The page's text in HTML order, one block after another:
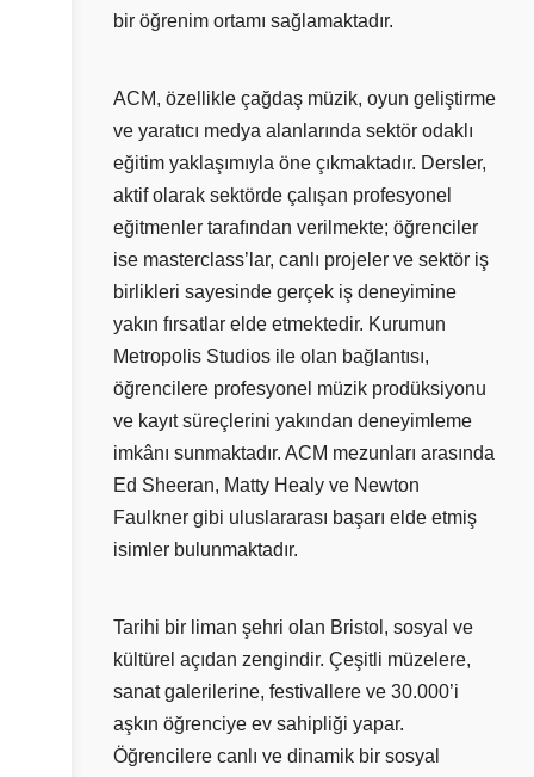
bir öğrenim ortamı sağlamaktadır.
ACM, özellikle çağdaş müzik, oyun geliştirme
ve yaratıcı medya alanlarında sektör odaklı
eğitim yaklaşımıyla öne çıkmaktadır. Dersler,
aktif olarak sektörde çalışan profesyonel
eğitmenler tarafından verilmekte; öğrenciler
ise masterclass’lar, canlı projeler ve sektör iş
birlikleri sayesinde gerçek iş deneyimine
yakın fırsatlar elde etmektedir. Kurumun
Metropolis Studios ile olan bağlantısı,
öğrencilere profesyonel müzik prodüksiyonu
ve kayıt süreçlerini yakından deneyimleme
imkânı sunmaktadır. ACM mezunları arasında
Ed Sheeran, Matty Healy ve Newton
Faulkner gibi uluslararası başarı elde etmiş
isimler bulunmaktadır.
Tarihi bir liman şehri olan Bristol, sosyal ve
kültürel açıdan zengindir. Çeşitli müzelere,
sanat galerilerine, festivallere ve 30.000’i
aşkın öğrenciye ev sahipliği yapar.
Öğrencilere canlı ve dinamik bir sosyal